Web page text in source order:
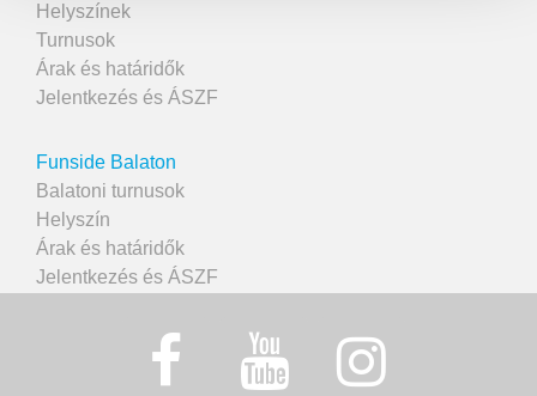
Helyszínek
Turnusok
Árak és határidők
Jelentkezés és ÁSZF
Funside Balaton
Balatoni turnusok
Helyszín
Árak és határidők
Jelentkezés és ÁSZF